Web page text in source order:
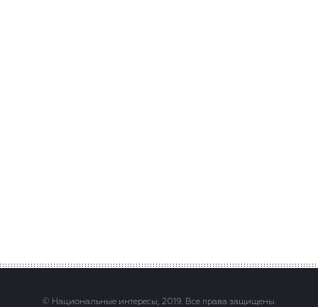
© Национальные интересы, 2019. Все права защищены.